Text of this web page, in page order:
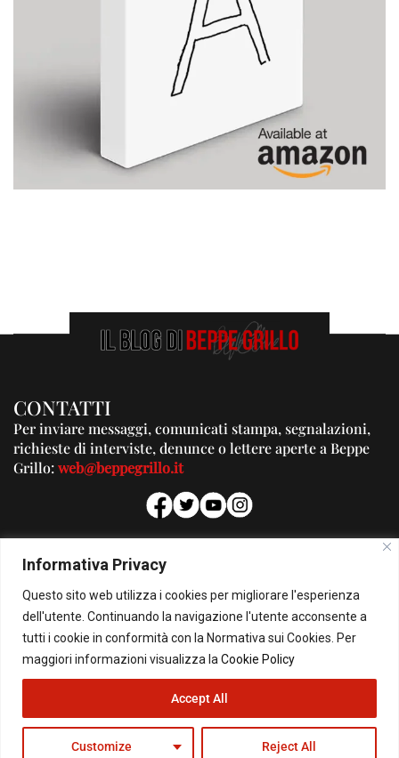
Informativa Privacy
Questo sito web utilizza i cookies per migliorare l'esperienza
dell'utente. Continuando la navigazione l'utente acconsente a
tutti i cookie in conformità con la Normativa sui Cookies. Per
maggiori informazioni visualizza la Cookie Policy
Customize Reject All
Accept All
CONTATTI
Per inviare messaggi, comunicati stampa, segnalazioni,
richieste di interviste, denunce o lettere aperte a Beppe
Grillo:web@beppegrillo.it
PUBBLICITA'
Per la tua pubblicità su questo Blog:
pubblicita@beppegrillo.it
© Copyright 2026 - Il Blog di Beppe Grillo. All Rights Reserved - Powered by
happygrafic.com